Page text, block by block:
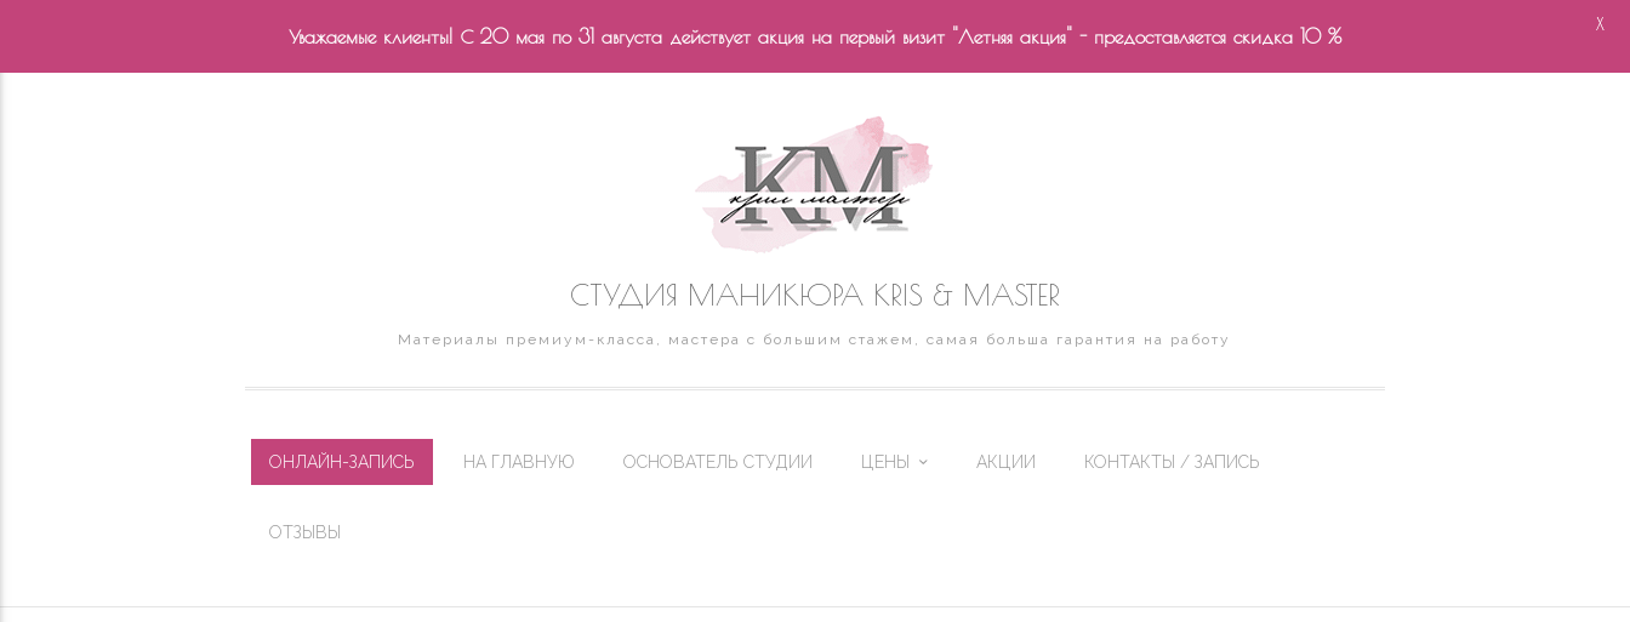
СТУДИЯ МАНИКЮРА KRIS & MASTER
Материалы премиум-класса, мастера с большим стажем, самая больша гарантия на работу
ОНЛАЙН-ЗАПИСЬ НА ГЛАВНУЮ ОСНОВАТЕЛЬ СТУДИИ ЦЕНЫ АКЦИИ КОНТАКТЫ / ЗАПИСЬ
ОТЗЫВЫ
Уважаемые клиенты! С 20 мая по 31 августа действует акция на первый визит "Летняя акция" - предоставляется скидка 10 %
X